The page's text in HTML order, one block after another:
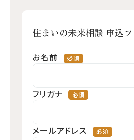
住まいの未来相談 申込
お名前
フリガナ
メールアドレス